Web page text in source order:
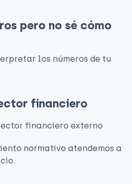
pero no sé cómo
los números de tu
financiero
financiero externo
normativo atendemos a